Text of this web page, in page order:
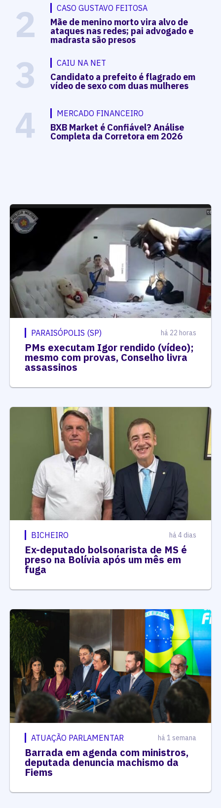
2 CASO GUSTAVO FEITOSA
Mãe de menino morto vira alvo de
ataques nas redes; pai advogado e
madrasta são presos
3 CAIU NA NET
Candidato a prefeito é flagrado em
vídeo de sexo com duas mulheres
4 MERCADO FINANCEIRO
BXB Market é Confiável? Análise
Completa da Corretora em 2026
PARAISÓPOLIS (SP) há 22 horas
PMs executam Igor rendido (vídeo);
mesmo com provas, Conselho livra
assassinos
BICHEIRO há 4 dias
Ex-deputado bolsonarista de MS é
preso na Bolívia após um mês em
fuga
ATUAÇÃO PARLAMENTAR há 1 semana
Barrada em agenda com ministros,
deputada denuncia machismo da
Fiems